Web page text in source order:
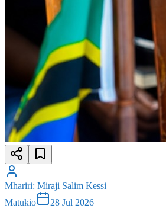
Mhariri: Miraji Salim Kessi
Matukio
28 Jul 2026